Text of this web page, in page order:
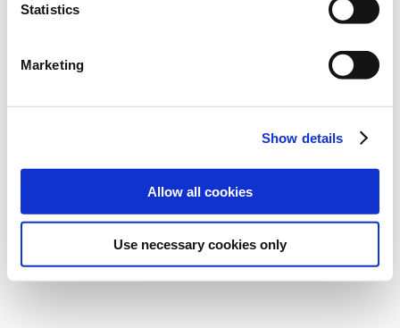
Statistics
Marketing
Show details
Allow all cookies
Use necessary cookies only